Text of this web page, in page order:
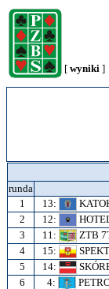
[ wyniki ]
runda
1
13:
2
12:
3
11: ZTB
4
15:
5
14:
6
4: